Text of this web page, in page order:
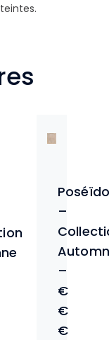
–
–
€
€
€